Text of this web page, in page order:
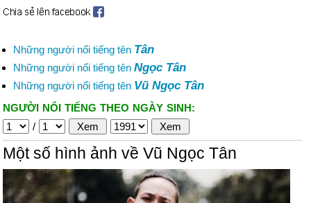
Những người nổi tiếng tên Tân
Những người nổi tiếng tên Ngọc Tân
Những người nổi tiếng tên Vũ Ngọc Tân
NGƯỜI NỔI TIẾNG THEO NGÀY SINH:
/
Một số hình ảnh về Vũ Ngọc Tân